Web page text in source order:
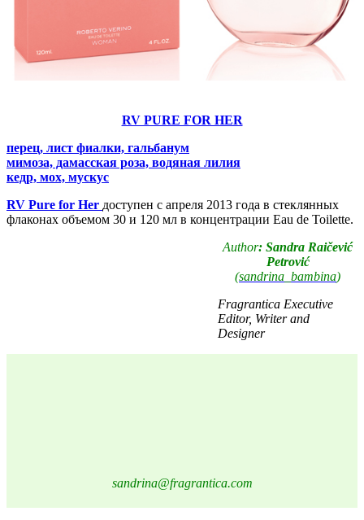
RV PURE FOR HER
перец, лист фиалки, гальбанум
мимоза, дамасская роза, водяная лилия
кедр, мох, мускус
RV Pure for Her доступен с апреля 2013 года в стеклянных
флаконах объемом 30 и 120 мл в концентрации Eau de Toilette.
Author: Sandra Raičević
Petrović
(sandrina_bambina)
Fragrantica Executive
Editor, Writer and
Designer
sandrina@fragrantica.com